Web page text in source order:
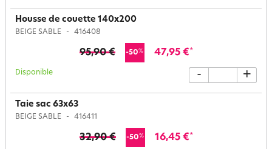
Housse de couette 140x200
BEIGE SABLE 416408
95,90 € -50% 47,95 €*
Disponible - +
Taie sac 63x63
BEIGE SABLE 416411
32,90 € -50% 16,45 €*